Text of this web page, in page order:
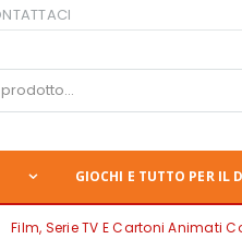
GIOCHI E TUTTO PER IL
Film, Serie TV E Cartoni Animati